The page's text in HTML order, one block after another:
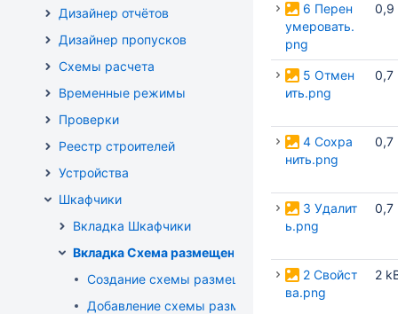
Дизайнер отчётов
Дизайнер пропусков
Схемы расчета
Временные режимы
Проверки
Реестр строителей
Устройства
Шкафчики
Вкладка Шкафчики
Вкладка Схема размещения
Создание схемы размещения
Добавление схемы размещения в окно
6 Перен
умеровать.
png
0,9
5 Отмен
ить.png
0,7
4 Сохра
нить.png
0,7
3 Удалит
ь.png
0,7
2 Свойст
ва.png
2